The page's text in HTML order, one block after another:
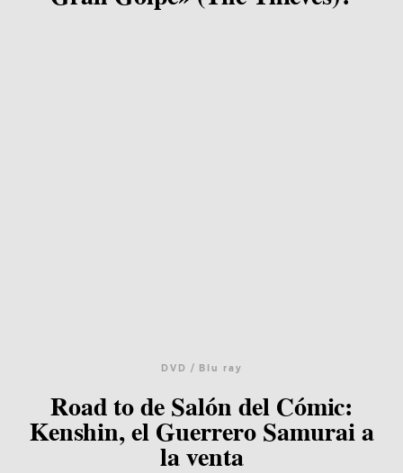
DVD / Blu ray
Road to de Salón del Cómic:
Kenshin, el Guerrero Samurai a
la venta